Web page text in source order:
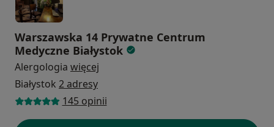
Warszawska 14 Prywatne Centrum
Medyczne Białystok
Alergologia więcej
Białystok 2 adresy
145 opinii